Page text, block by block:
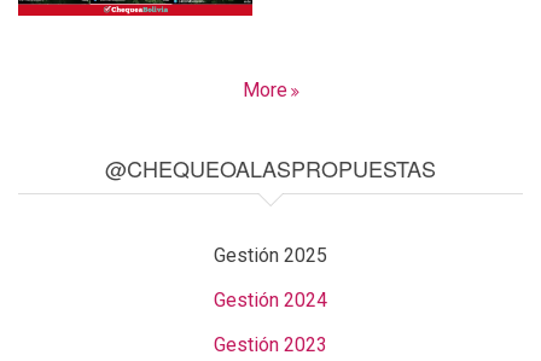
More
@CHEQUEOALASPROPUESTAS
Gestión 2025
Gestión 2024
Gestión 2023